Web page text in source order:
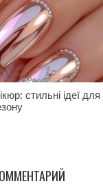
стильні ідеї для